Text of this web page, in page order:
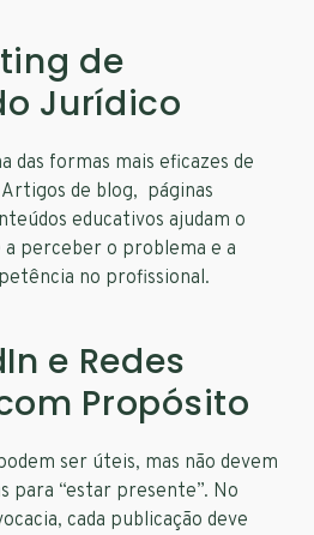
de
Jurídico
das formas mais eficazes de
Artigos de blog, páginas
educativos ajudam o
a perceber o problema e a
no profissional.
e Redes
Propósito
ser úteis, mas não devem
para “estar presente”. No
cada publicação deve